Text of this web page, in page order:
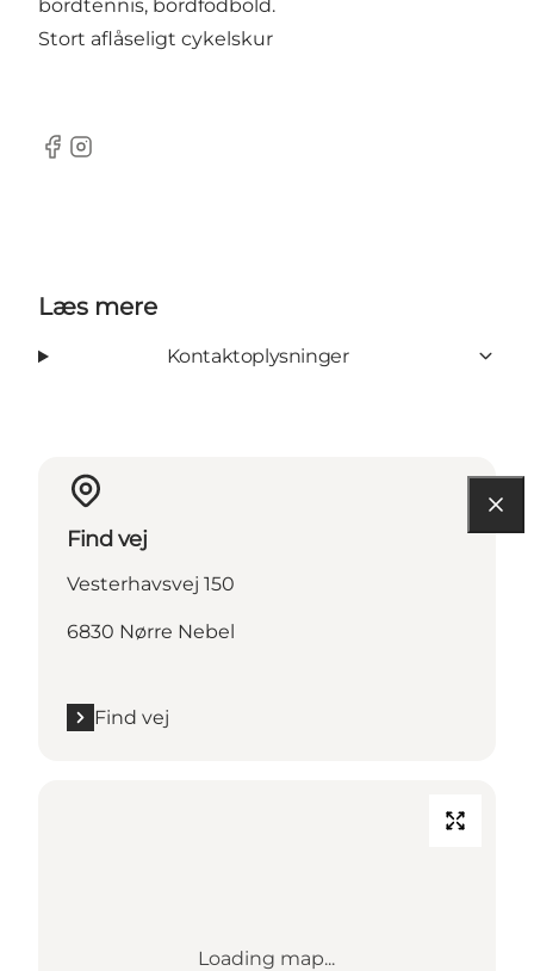
bordtennis, bordfodbold.
Stort aflåseligt cykelskur
Facebook
Instagram
Læs mere
Kontaktoplysninger
Find vej
Vesterhavsvej 150
6830 Nørre Nebel
Find vej
Loading map...